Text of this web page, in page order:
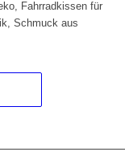
Fahrradkissen für
Schmuck aus